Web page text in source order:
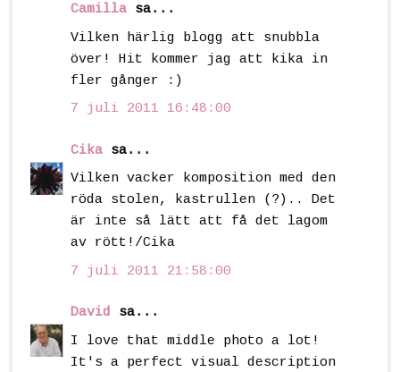
Camilla sa...
Vilken härlig blogg att snubbla
över! Hit kommer jag att kika in
fler gånger :)
7 juli 2011 16:48:00
Cika sa...
Vilken vacker komposition med den
röda stolen, kastrullen (?).. Det
är inte så lätt att få det lagom
av rött!/Cika
7 juli 2011 21:58:00
David sa...
I love that middle photo a lot!
It's a perfect visual description